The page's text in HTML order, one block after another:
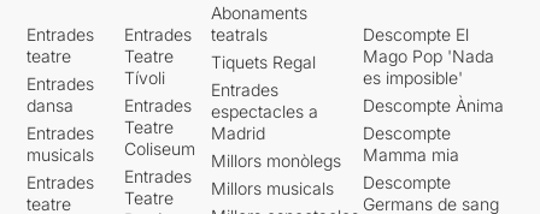
Entrades
teatre
Entrades
dansa
Entrades
musicals
Entrades
teatre
Entrades
Teatre
Tívoli
Entrades
Teatre
Coliseum
Entrades
Teatre
Abonaments
teatrals
Tiquets Regal
Entrades
espectacles a
Madrid
Millors monòlegs
Millors musicals
Descompte El
Mago Pop 'Nada
es imposible'
Descompte Ànima
Descompte
Mamma mia
Descompte
Germans de sang